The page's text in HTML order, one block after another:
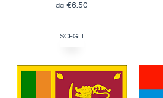
€6.50
SCEGLI